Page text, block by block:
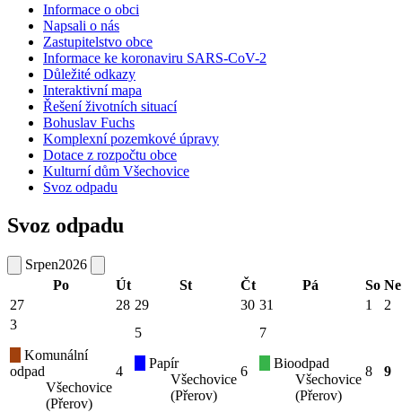
Informace o obci
Napsali o nás
Zastupitelstvo obce
Informace ke koronaviru SARS-CoV-2
Důležité odkazy
Interaktivní mapa
Řešení životních situací
Bohuslav Fuchs
Komplexní pozemkové úpravy
Dotace z rozpočtu obce
Kulturní dům Všechovice
Svoz odpadu
Svoz odpadu
Srpen2026
Po
Út St Čt Pá So Ne
27
28 29 30 31 1
2
3
Komunální
odpad
Všechovice
(Přerov)
4
5
Papír
Všechovice
(Přerov)
6
7
Bioodpad
Všechovice
(Přerov)
8 9